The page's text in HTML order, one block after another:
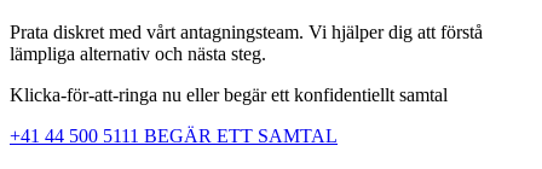
Prata diskret med vårt antagningsteam. Vi hjälper dig att förstå
lämpliga alternativ och nästa steg.
Klicka-för-att-ringa nu eller begär ett konfidentiellt samtal
+41 44 500 5111 BEGÄR ETT SAMTAL